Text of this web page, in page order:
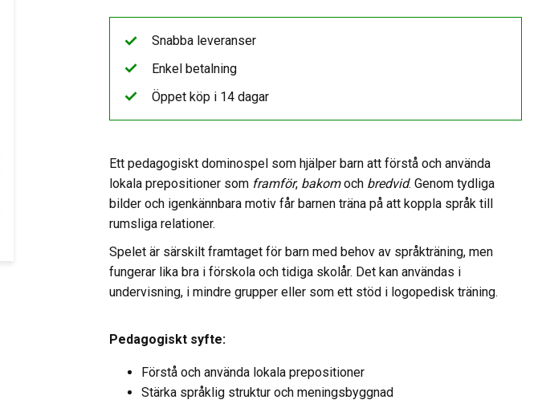
Ett pedagogiskt dominospel som hjälper barn att förstå och använda
lokala prepositioner som framför, bakomoch bredvid. Genom tydliga
bilder och igenkännbara motiv får barnen träna på att koppla språk till
rumsliga relationer.
Spelet är särskilt framtaget för barn med behov av språkträning, men
fungerar lika bra i förskola och tidiga skolår. Det kan användas i
undervisning, i mindre grupper eller som ett stöd i logopedisk träning.
Pedagogiskt syfte:
Förstå och använda lokala prepositioner
Stärka språklig struktur och meningsbyggnad
Snabba leveranser
Enkel betalning
Öppet köp i 14 dagar